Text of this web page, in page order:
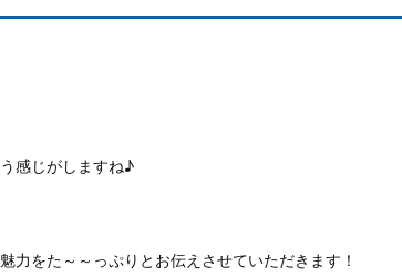
感じがしますね♪
力をた～～っぷりとお伝えさせていただきます！